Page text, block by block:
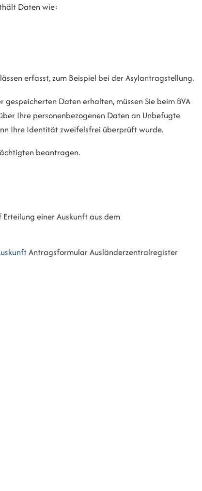
Daten wie:
erfasst, zum Beispiel bei der Asylantragstellung.
Daten erhalten, müssen Sie beim BVA
Ihre personenbezogenen Daten an Unbefugte
Ihre Identität zweifelsfrei überprüft wurde.
beantragen.
einer Auskunft aus dem
Antragsformular Ausländerzentralregister